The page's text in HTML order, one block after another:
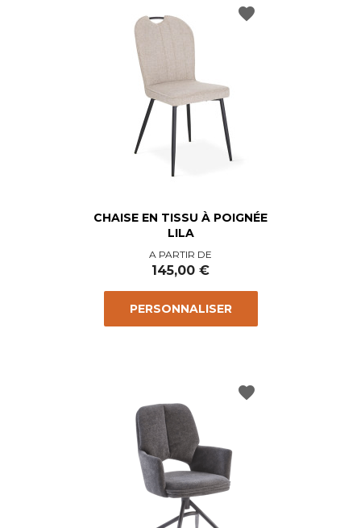
CHAISE EN TISSU À POIGNÉE
LILA
Prix
A PARTIR DE
145,00 €
PERSONNALISER
favorite
favorite